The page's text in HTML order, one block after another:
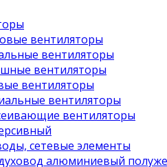
вентиляторы
вентиляторы
вентиляторы
вентиляторы
вентиляторы
вентиляторы
сетевые элементы
алюминиевый